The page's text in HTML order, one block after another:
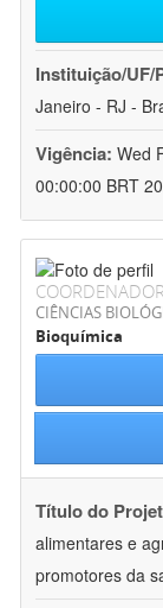
Instituição/UF/
Janeiro - RJ -
Vigência: Wed
00:00:00 BRT
CIÊNCIAS
Bioquímica
Título do
alimentares e
promotores da